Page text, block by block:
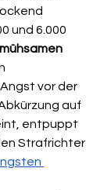
und 6.000
vor der
auf
entpuppt
Strafrichter